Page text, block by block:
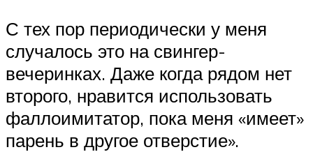
С тех пор периодически у меня
случалось это на свингер-
вечеринках. Даже когда рядом нет
второго, нравится использовать
фаллоимитатор, пока меня «имеет»
парень в другое отверстие».